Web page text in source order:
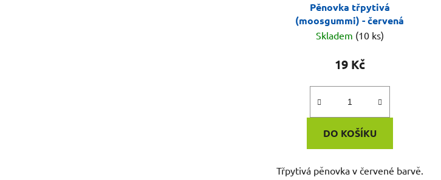
Pěnovka třpytivá
(moosgummi) - červená
Skladem (10 ks)
19 Kč
DO KOŠÍKU
Třpytivá pěnovka v červené barvě.